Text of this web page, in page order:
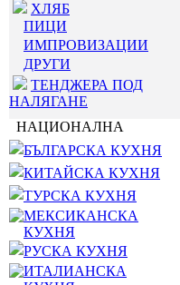
ХЛЯБ
ПИЦИ
ИМПРОВИЗАЦИИ
ДРУГИ
ТЕНДЖЕРА ПОД
НАЛЯГАНЕ
НАЦИОНАЛНА
БЪЛГАРСКА КУХНЯ
КИТАЙСКА КУХНЯ
ТУРСКА КУХНЯ
МЕКСИКАНСКА
КУХНЯ
РУСКА КУХНЯ
ИТАЛИАНСКА